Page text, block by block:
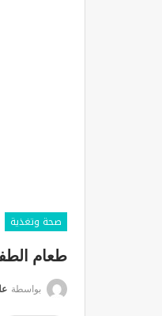
صحة وتغذية
طعام
بواسطة